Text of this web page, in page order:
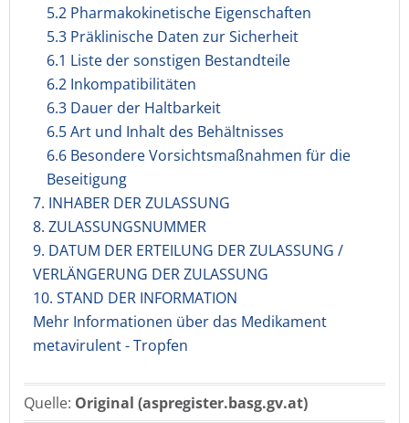
5.2 Pharmakokinetische Eigenschaften
5.3 Präklinische Daten zur Sicherheit
6.1 Liste der sonstigen Bestandteile
6.2 Inkompatibilitäten
6.3 Dauer der Haltbarkeit
6.5 Art und Inhalt des Behältnisses
6.6 Besondere Vorsichtsmaßnahmen für die
Beseitigung
7. INHABER DER ZULASSUNG
8. ZULASSUNGSNUMMER
9. DATUM DER ERTEILUNG DER ZULASSUNG /
VERLÄNGERUNG DER ZULASSUNG
10. STAND DER INFORMATION
Mehr Informationen über das Medikament
metavirulent - Tropfen
Quelle: Original (aspregister.basg.gv.at)